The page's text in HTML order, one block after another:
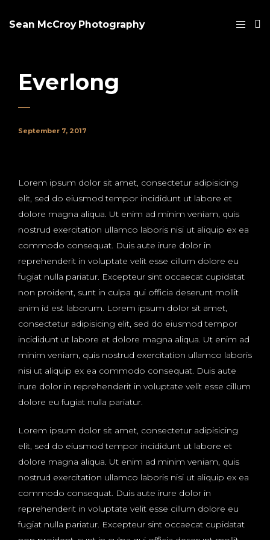
Sean McCroy Photography
Everlong
September 7, 2017
Lorem ipsum dolor sit amet, consectetur adipisicing
elit, sed do eiusmod tempor incididunt ut labore et
dolore magna aliqua. Ut enim ad minim veniam, quis
nostrud exercitation ullamco laboris nisi ut aliquip ex ea
commodo consequat. Duis aute irure dolor in
reprehenderit in voluptate velit esse cillum dolore eu
fugiat nulla pariatur. Excepteur sint occaecat cupidatat
non proident, sunt in culpa qui officia deserunt mollit
anim id est laborum. Lorem ipsum dolor sit amet,
consectetur adipisicing elit, sed do eiusmod tempor
incididunt ut labore et dolore magna aliqua. Ut enim ad
minim veniam, quis nostrud exercitation ullamco laboris
nisi ut aliquip ex ea commodo consequat. Duis aute
irure dolor in reprehenderit in voluptate velit esse cillum
dolore eu fugiat nulla pariatur.
Lorem ipsum dolor sit amet, consectetur adipisicing
elit, sed do eiusmod tempor incididunt ut labore et
dolore magna aliqua. Ut enim ad minim veniam, quis
nostrud exercitation ullamco laboris nisi ut aliquip ex ea
commodo consequat. Duis aute irure dolor in
reprehenderit in voluptate velit esse cillum dolore eu
fugiat nulla pariatur. Excepteur sint occaecat cupidatat